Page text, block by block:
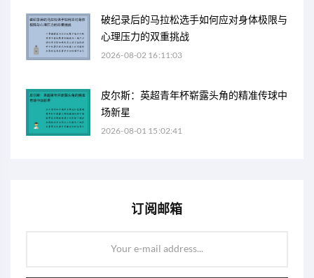
破纪录后的马拉松选手如何应对身体极限与
心理压力的双重挑战
2026-08-02 16:11:03
皮尔斯：英超青年杯崭露头角的精准传球中
场新星
2026-08-01 15:02:41
订阅邮箱
Your e-mail address...